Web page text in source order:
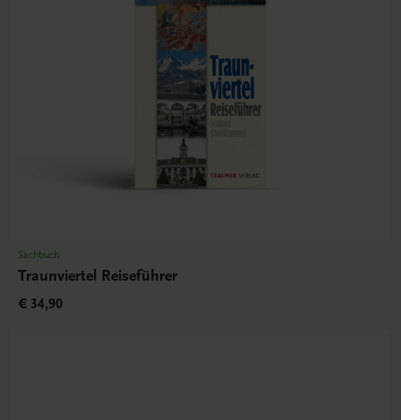
Sachbuch
Traunviertel Reiseführer
€ 34,90